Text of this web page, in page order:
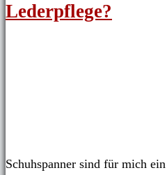
Lederpflege?
Schuhspanner sind für mich